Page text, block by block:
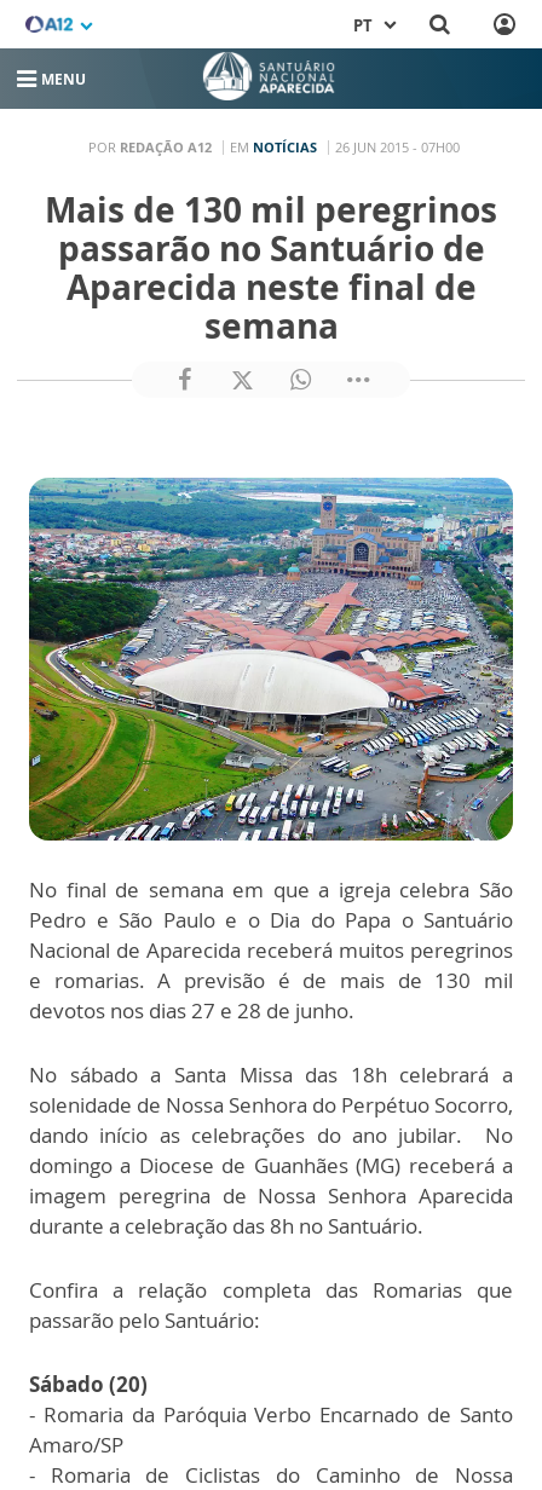
PT
MENU
POR REDAÇÃO A12 EM NOTÍCIAS 26 JUN 2015 - 07H00
Mais de 130 mil peregrinos
passarão no Santuário de
Aparecida neste final de
semana
No final de semana em que a igreja celebra São
Pedro e São Paulo e o Dia do Papa o Santuário
Nacional de Aparecida receberá muitos peregrinos
e romarias. A previsão é de mais de 130 mil
devotos nos dias 27 e 28 de junho.
No sábado a Santa Missa das 18h celebrará a
solenidade de Nossa Senhora do Perpétuo Socorro,
dando início as celebrações do ano jubilar. No
domingo a Diocese de Guanhães (MG) receberá a
imagem peregrina de Nossa Senhora Aparecida
durante a celebração das 8h no Santuário.
Confira a relação completa das Romarias que
passarão pelo Santuário:
Sábado (20)
- Romaria da Paróquia Verbo Encarnado de Santo
Amaro/SP
- Romaria de Ciclistas do Caminho de Nossa